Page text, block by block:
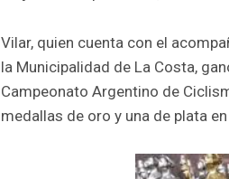
Vilar, quien cuenta con el
la Municipalidad de La Costa,
Campeonato Argentino de
medallas de oro y una de plata